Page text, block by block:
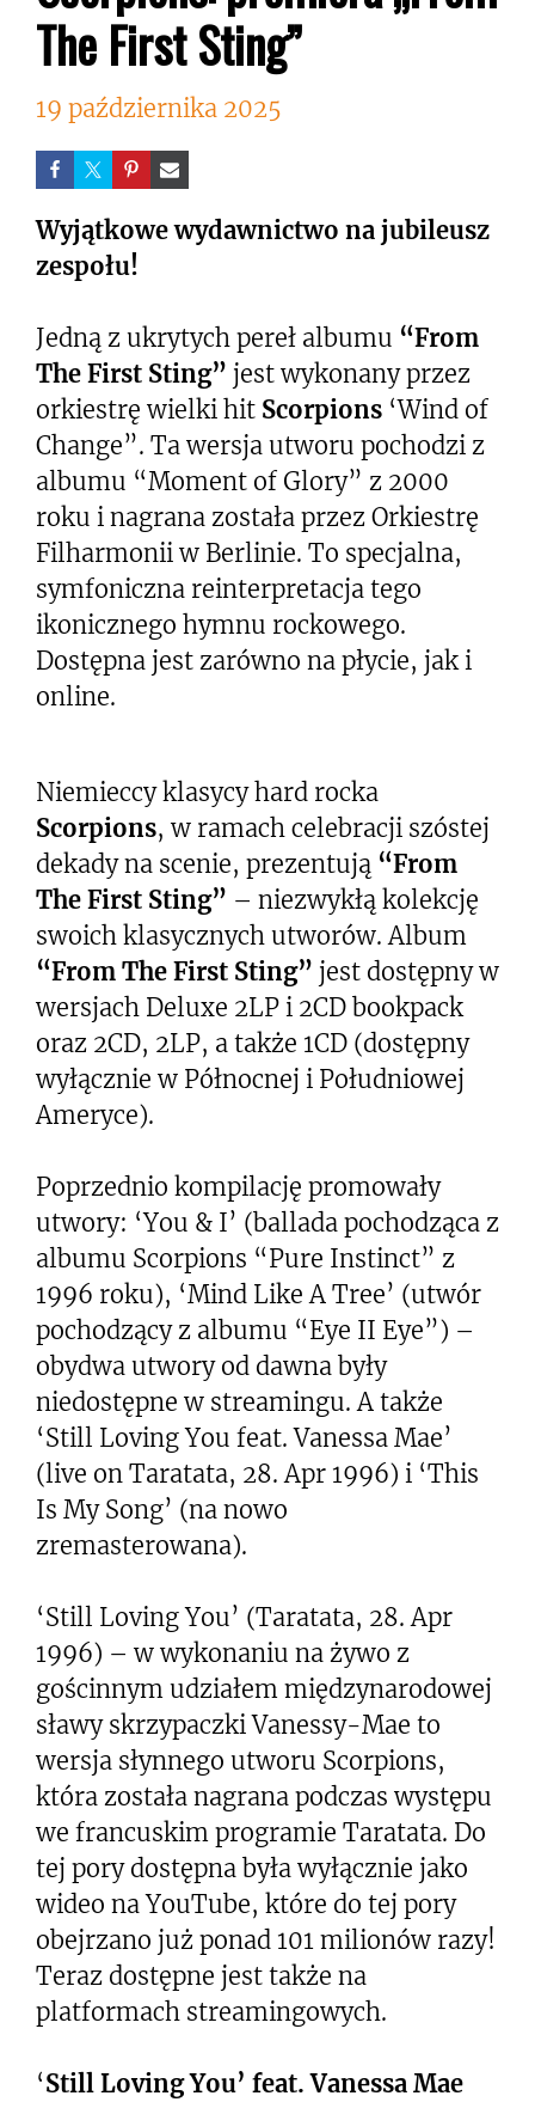
The First Sting”
19 października 2025
Wyjątkowe wydawnictwo na jubileusz
zespołu!
Jedną z ukrytych pereł albumu “From
The First Sting” jest wykonany przez
orkiestrę wielki hit Scorpions ‘Wind of
Change”. Ta wersja utworu pochodzi z
albumu “Moment of Glory” z 2000
roku i nagrana została przez Orkiestrę
Filharmonii w Berlinie. To specjalna,
symfoniczna reinterpretacja tego
ikonicznego hymnu rockowego.
Dostępna jest zarówno na płycie, jak i
online.
Niemieccy klasycy hard rocka
Scorpions, w ramach celebracji szóstej
dekady na scenie, prezentują “From
The First Sting” – niezwykłą kolekcję
swoich klasycznych utworów. Album
“From The First Sting” jest dostępny w
wersjach Deluxe 2LP i 2CD bookpack
oraz 2CD, 2LP, a także 1CD (dostępny
wyłącznie w Północnej i Południowej
Ameryce).
Poprzednio kompilację promowały
utwory: ‘You & I’ (ballada pochodząca z
albumu Scorpions “Pure Instinct” z
1996 roku), ‘Mind Like A Tree’ (utwór
pochodzący z albumu “Eye II Eye”) –
obydwa utwory od dawna były
niedostępne w streamingu. A także
‘Still Loving You feat. Vanessa Mae’
(live on Taratata, 28. Apr 1996) i ‘This
Is My Song’ (na nowo
zremasterowana).
‘Still Loving You’ (Taratata, 28. Apr
1996) – w wykonaniu na żywo z
gościnnym udziałem międzynarodowej
sławy skrzypaczki Vanessy-Mae to
wersja słynnego utworu Scorpions,
która została nagrana podczas występu
we francuskim programie Taratata. Do
tej pory dostępna była wyłącznie jako
wideo na YouTube, które do tej pory
obejrzano już ponad 101 milionów razy!
Teraz dostępne jest także na
platformach streamingowych.
‘Still Loving You’ feat. Vanessa Mae